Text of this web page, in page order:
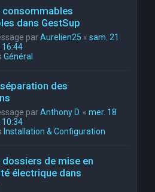
consommables
dans GestSup
parAurelien25 « sam. 21
Général
des
parAnthony D. « mer. 18
Installation & Configuration
dossiers de mise en
électrique dans